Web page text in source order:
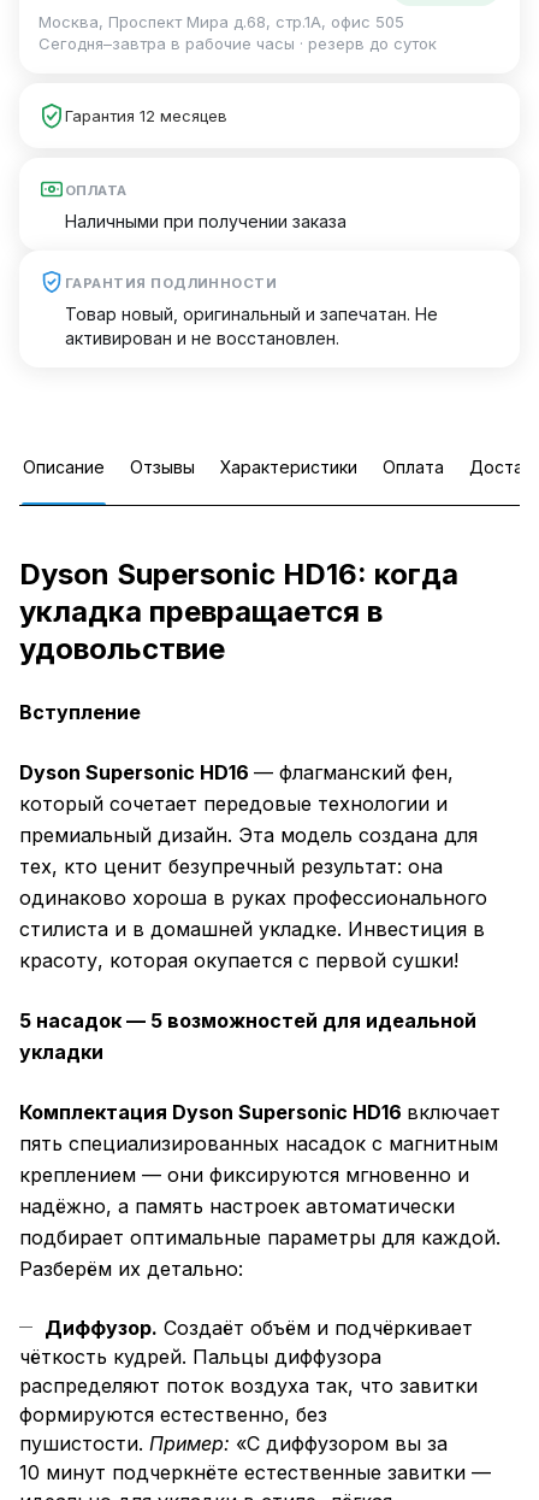
Москва, Проспект Мира д.68, стр.1А, офис 505
Сегодня–завтра в рабочие часы · резерв до суток
Гарантия 12 месяцев
ОПЛАТА
Наличными при получении заказа
ГАРАНТИЯ ПОДЛИННОСТИ
Товар новый, оригинальный и запечатан. Не
активирован и не восстановлен.
Описание Отзывы Характеристики Оплата
Dyson Supersonic HD16: когда
укладка превращается в
удовольствие
Вступление
Dyson Supersonic HD16 — флагманский фен,
который сочетает передовые технологии и
премиальный дизайн. Эта модель создана для
тех, кто ценит безупречный результат: она
одинаково хороша в руках профессионального
стилиста и в домашней укладке. Инвестиция в
красоту, которая окупается с первой сушки!
5 насадок — 5 возможностей для идеальной
укладки
Комплектация Dyson Supersonic HD16 включает
пять специализированных насадок с магнитным
креплением — они фиксируются мгновенно и
надёжно, а память настроек автоматически
подбирает оптимальные параметры для каждой.
Разберём их детально:
Диффузор. Создаёт объём и подчёркивает
чёткость кудрей. Пальцы диффузора
распределяют поток воздуха так, что завитки
формируются естественно, без
пушистости. Пример: «С диффузором вы за
10 минут подчеркнёте естественные завитки —